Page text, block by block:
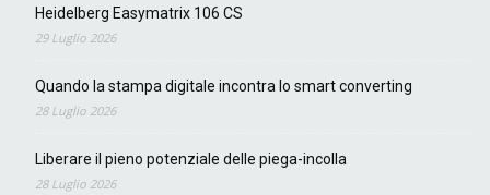
Heidelberg Easymatrix 106 CS
29 Luglio 2026
Quando la stampa digitale incontra lo smart converting
28 Luglio 2026
Liberare il pieno potenziale delle piega-incolla
28 Luglio 2026